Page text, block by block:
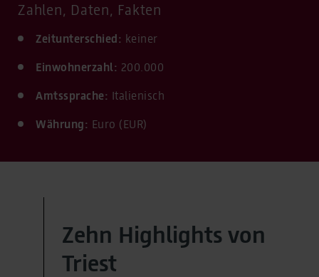
Zahlen, Daten, Fakten
Zeitunterschied: keiner
Einwohnerzahl: 200.000
Amtssprache: Italienisch
Währung: Euro (EUR)
Zehn Highlights von
Triest